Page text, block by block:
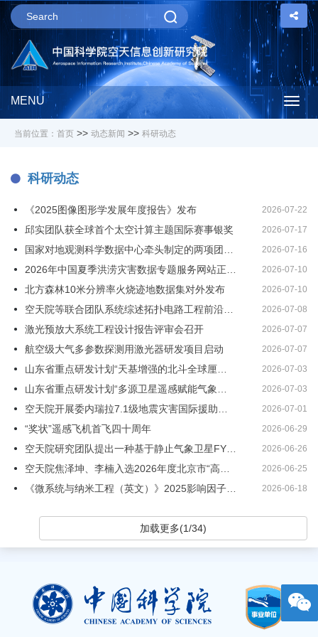
MENU
当前位置： 首页 >> 动态新闻 >> 科研动态
科研动态
《2025图像图形学发展年度报告》发布 2026-07-22
邱实团队获全球首个太空计算主题国际赛事银奖 2026-07-17
2026-07-16
2026-07-10
北方森林10米分辨率火烧迹地数据集对外发布 2026-07-10
2026-07-08
激光预放大系统工程设计报告评审会召开 2026-07-07
航空级大气多参数探测用激光器研发项目启动 2026-07-07
2026-07-03
2026-07-03
2026-07-01
“奖状”遥感飞机首飞四十周年 2026-06-29
2026-06-26
2026-06-25
2026-06-18
加载更多(1/34)